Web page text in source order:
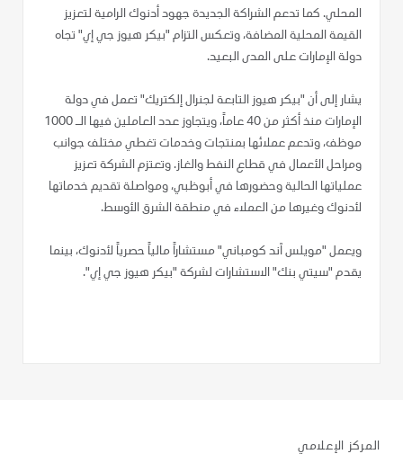
المحلي. كما تدعم الشراكة الجديدة جهود أدنوك الرامية لتعزيز
القيمة المحلية المضافة، وتعكس التزام "بيكر هيوز جي إي" تجاه
دولة الإمارات على المدى البعيد.
يشار إلى أن "بيكر هيوز التابعة لجنرال إلكتريك" تعمل في دولة
الإمارات منذ أكثر من 40 عاماً، ويتجاوز عدد العاملين فيها الـ 1000
موظف، وتدعم عملائها بمنتجات وخدمات تغطي مختلف جوانب
ومراحل الأعمال في قطاع النفط والغاز. وتعتزم الشركة تعزيز
عملياتها الحالية وحضورها في أبوظبي، ومواصلة تقديم خدماتها
لأدنوك وغيرها من العملاء في منطقة الشرق الأوسط.
ويعمل "مويلس آند كومباني" مستشاراً مالياً حصرياً لأدنوك، بينما
يقدم "سيتي بنك" الاستشارات لشركة "بيكر هيوز جي إي".
المركز الإعلامي